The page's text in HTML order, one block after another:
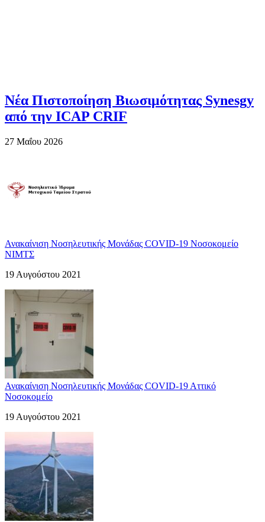
Νέα Πιστοποίηση Βιωσιμότητας Synesgy
από την ICAP CRIF
27 Μαΐου 2026
Ανακαίνιση Νοσηλευτικής Μονάδας COVID-19 Νοσοκομείο
ΝΙΜΤΣ
19 Αυγούστου 2021
Ανακαίνιση Νοσηλευτικής Μονάδας COVID-19 Aττικό
Nοσοκομείο
19 Αυγούστου 2021